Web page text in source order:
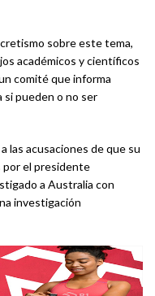
sobre este tema,
académicos y científicos
comité que informa
pueden o no ser
las acusaciones de que su
por el presidente
a Australia con
investigación